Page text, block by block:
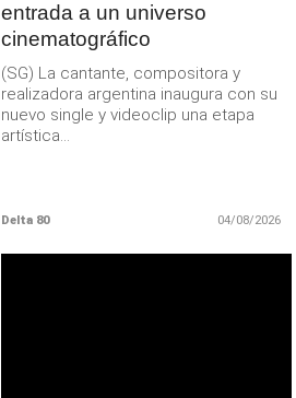
entrada a un universo
cinematográfico
(SG) La cantante, compositora y
realizadora argentina inaugura con su
nuevo single y videoclip una etapa
artística...
Delta 80 04/08/2026